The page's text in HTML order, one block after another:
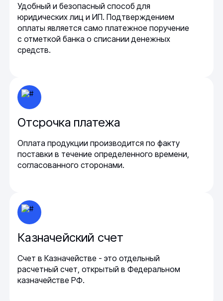
Удобный и безопасный способ для
юридических лиц и ИП. Подтверждением
оплаты является само платежное поручение
с отметкой банка о списании денежных
средств.
Отсрочка платежа
Оплата продукции производится по факту
поставки в течение определенного времени,
согласованного сторонами.
Казначейский счет
Счет в Казначействе - это отдельный
расчетный счет, открытый в Федеральном
казначействе РФ.